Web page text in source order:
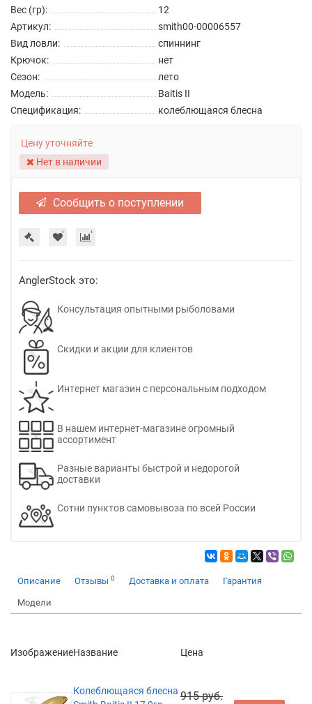
Вес (гр):
12
Артикул:
smith00-00006557
Вид ловли:
спиннинг
Крючок:
нет
Сезон:
лето
Модель:
Baitis II
Спецификация:
колеблющаяся блесна
Цену уточняйте
Нет в наличии
Сообщить о поступлении
AnglerStock это:
Консультация опытными рыболовами
Скидки и акции для клиентов
Интернет магазин с персональным подходом
В нашем интернет-магазине огромный
ассортимент
Разные варианты быстрой и недорогой
доставки
Сотни пунктов самовывоза по всей России
Описание Отзывы 0 Доставка и оплата Гарантия
Модели
ИзображениеНазвание Цена
Колеблющаяся блесна 915 руб.